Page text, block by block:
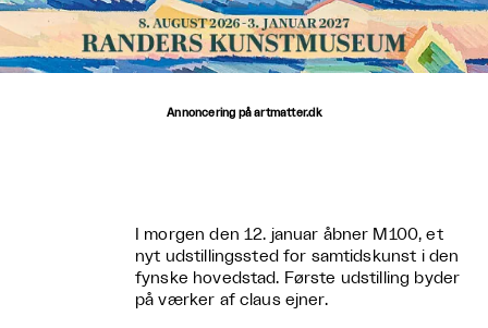
Annoncering på artmatter.dk
I morgen den 12. januar åbner M100, et
nyt udstillingssted for samtidskunst i den
fynske hovedstad. Første udstilling byder
på værker af claus ejner.